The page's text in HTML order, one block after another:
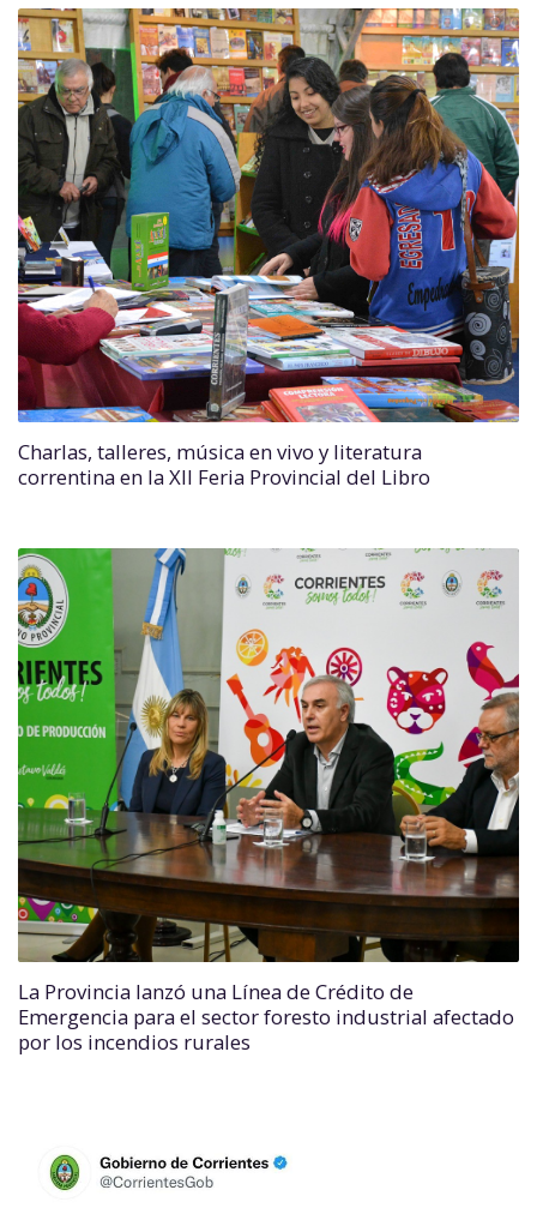
Charlas, talleres, música en vivo y literatura
correntina en la XII Feria Provincial del Libro
La Provincia lanzó una Línea de Crédito de
Emergencia para el sector foresto industrial afectado
por los incendios rurales